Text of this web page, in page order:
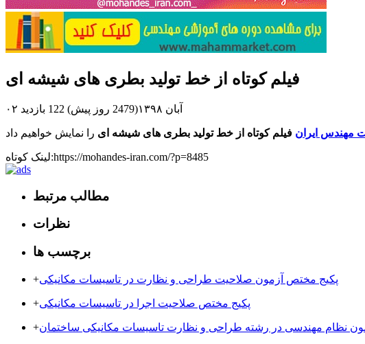
فیلم کوتاه از خط تولید بطری های شیشه ای
۰۲ آبان ۱۳۹۸(2479 روز پیش) 122 بازدید
مهندس ایران فیلم کوتاه از خط تولید بطری های شیشه ای
لینک کوتاه:https://mohandes-iran.com/?p=8485
مطالب مرتبط
نظرات
برچسب ها
+پکیج مختص آزمون صلاحیت طراحی و نظارت در تاسیسات مکانیکی
+پکیج مختص صلاحیت اجرا در تاسیسات مکانیکی
+نظام مهندسی در رشته طراحی و نظارت تاسیسات مکانیکی ساختمان